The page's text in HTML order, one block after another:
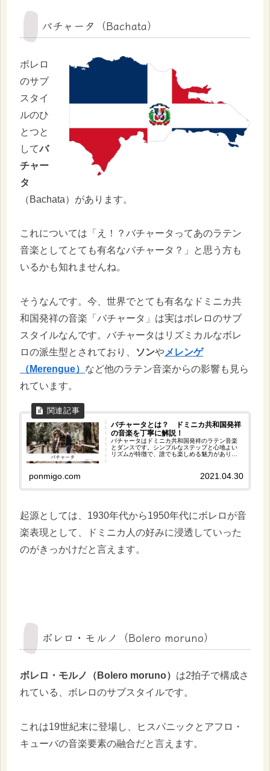
バチャータ（Bachata）
ボレロ
のサブ
スタイ
ルのひ
とつと
してバ
チャー
タ
（Bachata）があります。
これについては「え！？バチャータってあのラテン
音楽としてとても有名なバチャータ？」と思う方も
いるかも知れませんね。
そうなんです。今、世界でとても有名なドミニカ共
和国発祥の音楽「バチャータ」は実はボレロのサブ
スタイルなんです。バチャータはリズミカルなボレ
ロの派生型とされており、
ソンやメレンゲ
（Merengue） など他のラテン音楽からの影響も見ら
れています。
バチャータとは？ ドミニカ共和国発祥
の音楽を丁寧に解説！
バチャータはドミニカ共和国発祥のラテン音楽
とダンスです。シンプルなステップと心地よい
リズムが特徴で、誰でも楽しめる魅力がありま
ponmigo.com 2021.04.30
起源としては、1930年代から1950年代にボレロが音
楽表現として、ドミニカ人の好みに浸透していった
のがきっかけだと言えます。
ボレロ・モルノ（Bolero moruno）
ボレロ・モルノ（Bolero moruno） は2拍子で構成さ
れている、ボレロのサブスタイルです。
これは19世紀末に登場し、ヒスパニックとアフロ・
キューバの音楽要素の融合だと言えます。